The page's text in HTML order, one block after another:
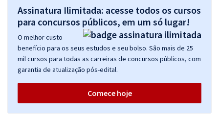
Assinatura Ilimitada: acesse todos os cursos
para concursos públicos, em um só lugar!
O melhor custo
benefício para os seus estudos e seu bolso. São mais de 25
mil cursos para todas as carreiras de concursos públicos, com
garantia de atualização pós-edital.
Comece hoje